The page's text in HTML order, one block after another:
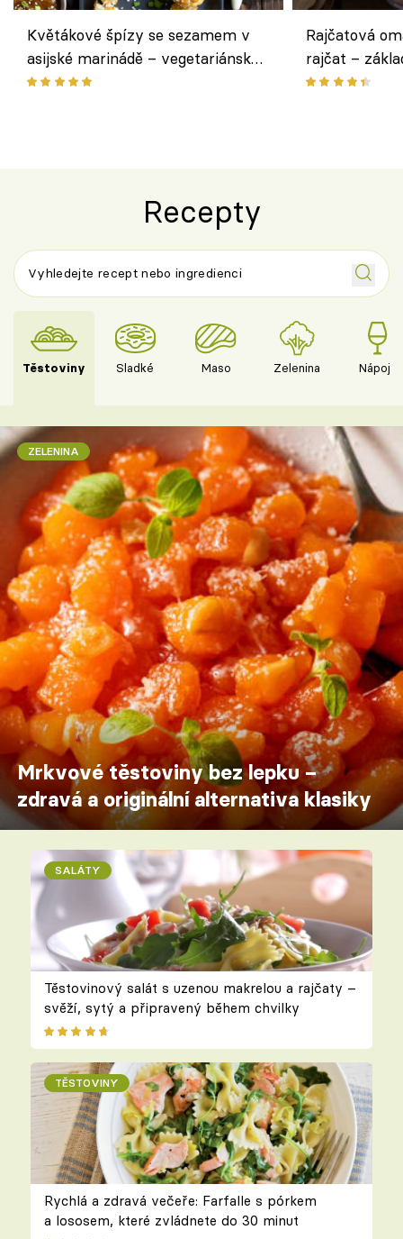
Květákové špízy se sezamem v
asijské marinádě – vegetariánská
chuťovka z grilu
Rajčatová
rajčat –
Recepty
Těstoviny Sladké Maso Zelenina Nápoje
ZELENINA
Mrkvové těstoviny bez lepku –
zdravá a originální alternativa klasiky
SALÁTY
Těstovinový salát s uzenou makrelou a rajčaty –
svěží, sytý a připravený během chvilky
TĚSTOVINY
Rychlá a zdravá večeře: Farfalle s pórkem
a lososem, které zvládnete do 30 minut